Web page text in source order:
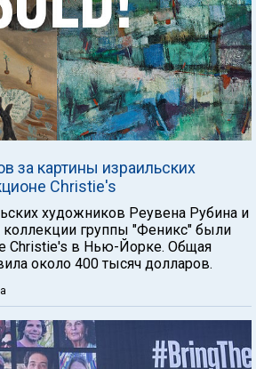
за картины израильских
Christie's
художников Реувена Рубина и
группы "Феникс" были
Christie's в Нью-Йорке. Общая
около 400 тысяч долларов.